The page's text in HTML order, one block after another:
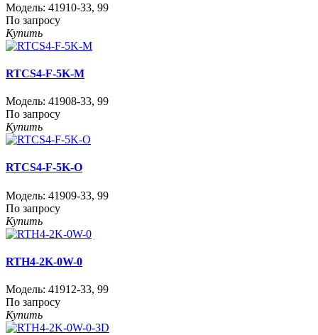
Модель: 41910-33, 99
По запросу
Купить
RTCS4-F-5K-M
Модель: 41908-33, 99
По запросу
Купить
RTCS4-F-5K-O
Модель: 41909-33, 99
По запросу
Купить
RTH4-2K-0W-0
Модель: 41912-33, 99
По запросу
Купить